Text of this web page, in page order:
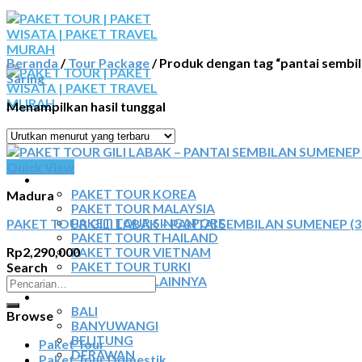
Skip
to
content
BERANDA
PAKET TOUR
PAKET TOUR KOREA
PAKET TOUR MALAYSIA
PAKET TOUR SINGAPORE
PAKET TOUR THAILAND
PAKET TOUR VIETNAM
PAKET TOUR TURKI
PAKET TOUR LAINNYA
TOUR DOMESTIK
BALI
BANYUWANGI
BELITUNG
DERAWAN
Beranda / Tour Package/Produk dengan tag “pantai
Saring
Menampilkan hasil tunggal
Madura
PAKET TOUR GILI LABAK – PANTAI SEMBILAN SUMENEP
Rp2,290,000
Search
Pencarian
untuk:
Browse
Paket Tour